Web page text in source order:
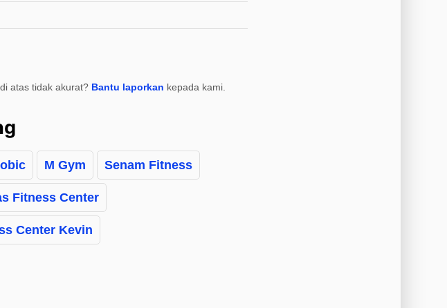
atas tidak akurat? Bantu laporkan kepada kami.
M Gym Senam Fitness
Fitness Center
Center Kevin